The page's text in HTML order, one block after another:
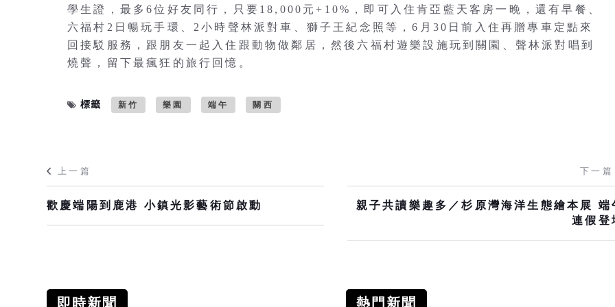
學生證，最多6位好友同行，只要18,000元+10%，即可入住肯亞藍天客房一晚，還有早餐、
六福村2日暢玩手環、2小時聲林派對車、獅子王紀念照等，6月30日前入住再贈專車定點來
回接駁服務，跟朋友一起入住跟動物做鄰居，然後六福村遊樂設施玩到關園、聲林派對唱到
燒聲，留下最瘋狂的旅行回憶。
標籤 新竹 樂園 端午 關西
上一篇
歡慶端陽到鹿港 小鎮光影藝術節啟動
下一篇
親子共讀樂趣多／杉原灣海洋生態繪本展 端
連假登
即時新聞 熱門新聞